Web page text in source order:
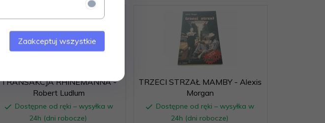
TRANSAKCJA RHINEMANNA -
Robert Ludlum
Dostępne od ręki – wysyłka w
24h (dni robocze)
TRZECI STRZAŁ MAMBY - Alexis
Morgan
Dostępne od ręki – wysyłka w
24h (dni robocze)
Zaakceptuj wszystkie